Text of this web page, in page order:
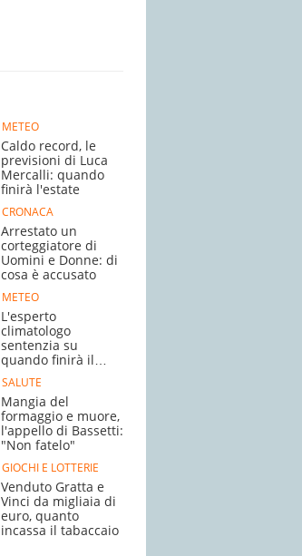
METEO
Caldo record, le
previsioni di Luca
Mercalli: quando
finirà l'estate
CRONACA
Arrestato un
corteggiatore di
Uomini e Donne: di
cosa è accusato
METEO
L'esperto
climatologo
sentenzia su
quando finirà il
caldo
SALUTE
Mangia del
formaggio e muore,
l'appello di Bassetti:
"Non fatelo"
GIOCHI E LOTTERIE
Venduto Gratta e
Vinci da migliaia di
euro, quanto
incassa il tabaccaio